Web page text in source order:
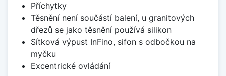
Příchytky
Těsnění není součástí balení, u granitových
dřezů se jako těsnění používá silikon
Sítková výpust InFino, sifon s odbočkou na
myčku
Excentrické ovládání